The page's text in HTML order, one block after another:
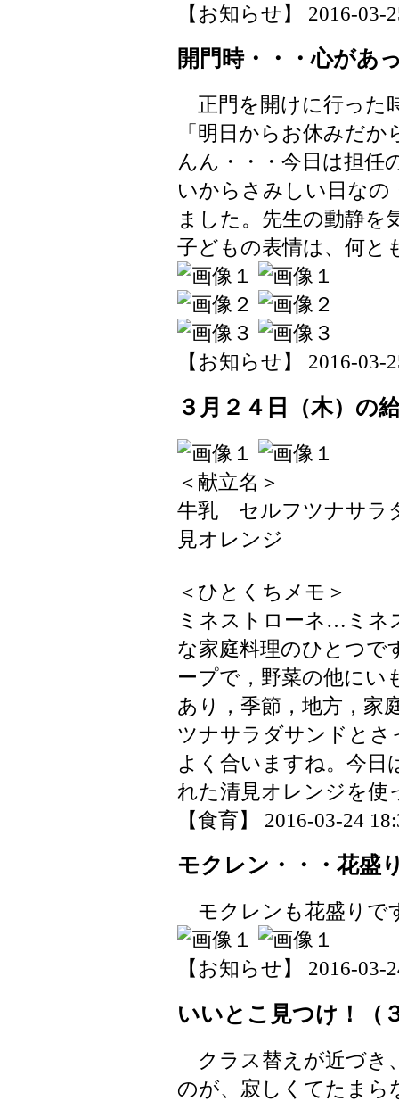
【お知らせ】 2016-03-
開門時・・・心があ
正門を開けに行った
「明日からお休みだ
んん・・・今日は担任
いからさみしい日なの
ました。先生の動静
子どもの表情は、何と
【お知らせ】 2016-03-
３月２４日（木）の
＜献立名＞
牛乳 セルフツナサ
見オレンジ
＜ひとくちメモ＞
ミネストローネ…ミネ
な家庭料理のひとつで
ープで，野菜の他にい
あり，季節，地方，家
ツナサラダサンドと
よく合いますね。今日
れた清見オレンジを
【食育】 2016-03-24
モクレン・・・花盛
モクレンも花盛りで
【お知らせ】 2016-03-
いいとこ見つけ！（
クラス替えが近づき
のが、寂しくてたまら